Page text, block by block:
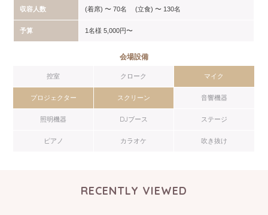
収容人数 (着席) 〜 70名 (立食) 〜 130名
予算 1名様 5,000円〜
会場設備
控室 クローク マイク
プロジェクター スクリーン 音響機器
照明機器 DJブース ステージ
ピアノ カラオケ 吹き抜け
RECENTLY VIEWED